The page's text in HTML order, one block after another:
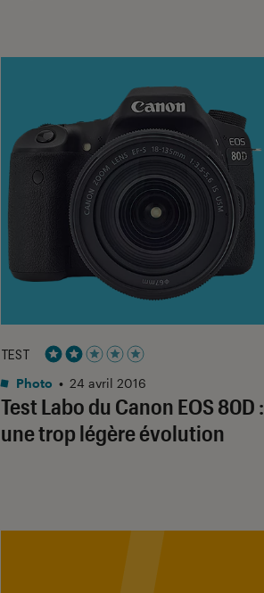
Test Labo du Canon EOS 80D :
une trop légère évolution
TEST
Noté 2 étoiles sur 5
Photo • 24 avril 2016